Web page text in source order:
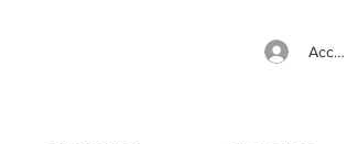
Accedi